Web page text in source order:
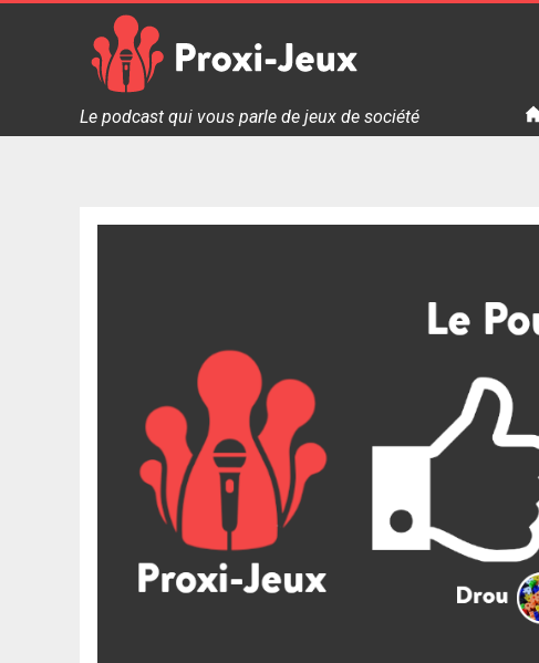
Proxi Jeux - Le podcast qui vous parle de jeux de société
Le podcast qui vous parle de jeux de société